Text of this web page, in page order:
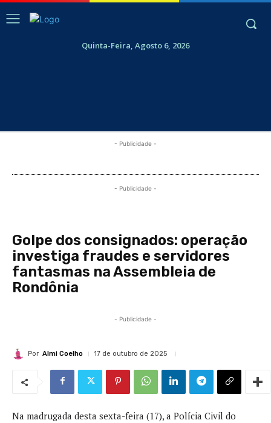
Quinta-Feira, Agosto 6, 2026
- Publicidade -
- Publicidade -
Golpe dos consignados: operação
investiga fraudes e servidores
fantasmas na Assembleia de
Rondônia
- Publicidade -
Por Almi Coelho 17 de outubro de 2025
Na madrugada desta sexta-feira (17), a Polícia Civil do